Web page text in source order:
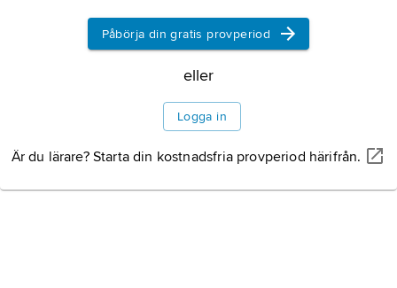
Information om artikeln
Påbörja din gratis provperiod
eller
Logga in
Är du lärare? Starta din kostnadsfria provperiod härifrån.